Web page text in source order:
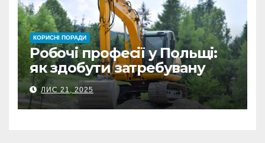
КОРИСНІ ПОРАДИ
Робочі професії у Польщі:
як здобути затребувану
спеціальність та заробляти
гідні гроші
ЛИС 21, 2025